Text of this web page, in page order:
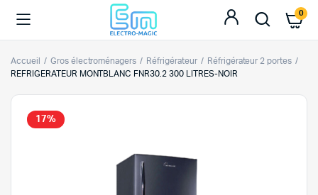
0
Accueil Gros électroménagers Réfrigérateur
Réfrigérateur 2 portes
REFRIGERATEUR MONTBLANC FNR30.2 300 LITRES-NOIR
17%